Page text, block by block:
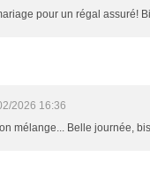
pour un régal assuré!
2026 16:36
mélange... Belle journée,